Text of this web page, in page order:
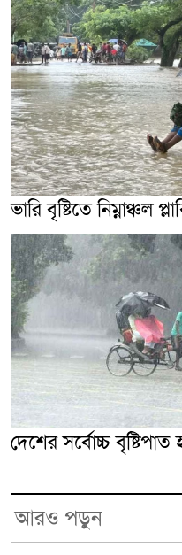
ভারি বৃষ্টিতে নিম্নাঞ্চল
দেশের সর্বোচ্চ বৃষ্টিপাত
আরও পড়ুন